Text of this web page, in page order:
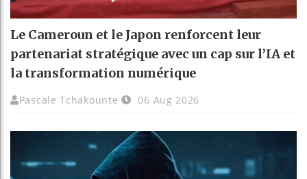
Le Cameroun et le Japon renforcent leur
partenariat stratégique avec un cap sur l’IA et
la transformation numérique
Pascale Tchakounte 06 Aug 2026